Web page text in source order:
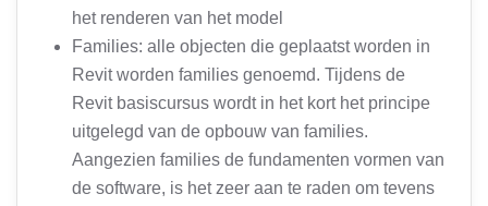
het renderen van het model
Families: alle objecten die geplaatst worden in
Revit worden families genoemd. Tijdens de
Revit basiscursus wordt in het kort het principe
uitgelegd van de opbouw van families.
Aangezien families de fundamenten vormen van
de software, is het zeer aan te raden om tevens